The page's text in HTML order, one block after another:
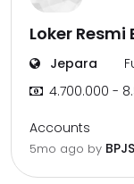
Loker
Jepara
4.700.000 -
Accounts
5mo ago by